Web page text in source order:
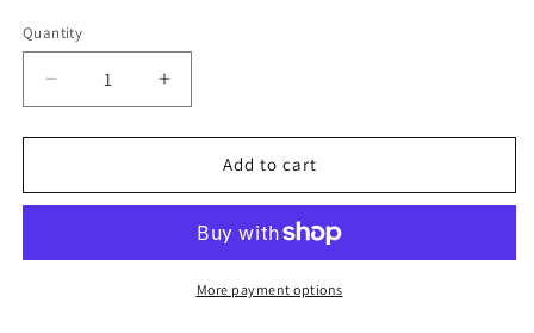
Quantity
Decrease
quantity
for
à
Papillon
Increase
quantity
for
Support
à
Papillon
Jaune
Add to cart
More payment options